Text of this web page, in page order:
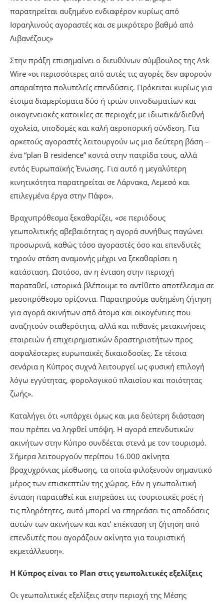
παρατηρείται αυξημένο ενδιαφέρον κυρίως από
Ισραηλινούς αγοραστές και σε μικρότερο βαθμό από
Λιβανέζους»
Στην πράξη επισημαίνει ο διευθύνων σύμβουλος της Ask
Wire «οι περισσότερες από αυτές τις αγορές δεν αφορούν
απαραίτητα πολυτελείς επενδύσεις. Πρόκειται κυρίως για
έτοιμα διαμερίσματα δύο ή τριών υπνοδωματίων και
οικογενειακές κατοικίες σε περιοχές με ιδιωτικά/διεθνή
σχολεία, υποδομές και καλή αεροπορική σύνδεση. Για
αρκετούς αγοραστές λειτουργούν ως μια δεύτερη βάση –
ένα “plan B residence” κοντά στην πατρίδα τους, αλλά
εντός Ευρωπαϊκής Ένωσης. Για αυτό η μεγαλύτερη
κινητικότητα παρατηρείται σε Λάρνακα, Λεμεσό και
επιλεγμένα έργα στην Πάφο».
Βραχυπρόθεσμα ξεκαθαρίζει, «σε περιόδους
γεωπολιτικής αβεβαιότητας η αγορά συνήθως παγώνει
προσωρινά, καθώς τόσο αγοραστές όσο και επενδυτές
τηρούν στάση αναμονής μέχρι να ξεκαθαρίσει η
κατάσταση. Ωστόσο, αν η ένταση στην περιοχή
παραταθεί, ιστορικά βλέπουμε το αντίθετο αποτέλεσμα σε
μεσοπρόθεσμο ορίζοντα. Παρατηρούμε αυξημένη ζήτηση
για αγορά ακινήτων από άτομα και οικογένειες που
αναζητούν σταθερότητα, αλλά και πιθανές μετακινήσεις
εταιρειών ή επιχειρηματικών δραστηριοτήτων προς
ασφαλέστερες ευρωπαϊκές δικαιοδοσίες. Σε τέτοια
σενάρια η Κύπρος συχνά λειτουργεί ως φυσική επιλογή
λόγω εγγύτητας, φορολογικού πλαισίου και ποιότητας
ζωής».
Καταλήγει ότι «υπάρχει όμως και μια δεύτερη διάσταση
που πρέπει να ληφθεί υπόψη. Η αγορά επενδυτικών
ακινήτων στην Κύπρο συνδέεται στενά με τον τουρισμό.
Σήμερα λειτουργούν περίπου 16.000 ακίνητα
βραχυχρόνιας μίσθωσης, τα οποία φιλοξενούν σημαντικό
μέρος των επισκεπτών της χώρας. Εάν η γεωπολιτική
ένταση παραταθεί και επηρεάσει τις τουριστικές ροές ή
τις πληρότητες, αυτό μπορεί να επηρεάσει τις αποδόσεις
αυτών των ακινήτων και κατ’ επέκταση τη ζήτηση από
επενδυτές που αγοράζουν ακίνητα για τουριστική
εκμετάλλευση».
Η Κύπρος είναι το Plan στις γεωπολιτικές εξελίξεις
Οι γεωπολιτικές εξελίξεις στην περιοχή της Μέσης